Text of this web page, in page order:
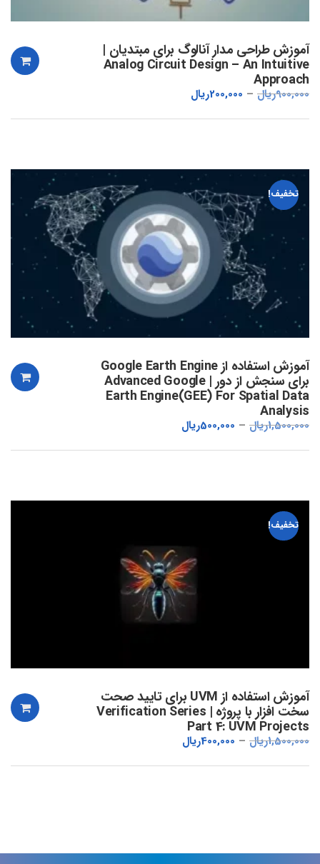
آموزش طراحی مدار آنالوگ برای مبتدیان |
Analog Circuit Design – An Intuitive
Approach
900,000ریال 200,000ریال
تخفیف!
آموزش استفاده از Google Earth Engine
برای سنجش از دور | Advanced Google
Earth Engine(GEE) For Spatial Data
Analysis
1,500,000ریال 500,000ریال
تخفیف!
آموزش استفاده از UVM برای تایید صحت
سخت افزار با پروژه | Verification Series
Part 4: UVM Projects
1,500,000ریال 400,000ریال